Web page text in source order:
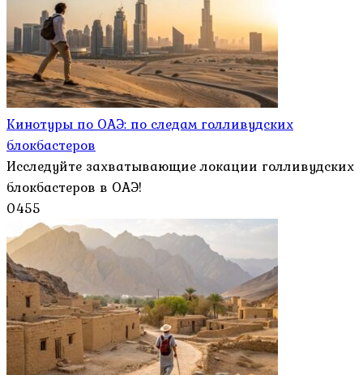
Кинотуры по ОАЭ: по следам голливудских
блокбастеров
Исследуйте захватывающие локации голливудских
блокбастеров в ОАЭ!
0455